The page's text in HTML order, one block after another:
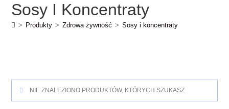
Sosy I Koncentraty
> Produkty > Zdrowa żywność > Sosy i koncentraty
NIE ZNALEZIONO PRODUKTÓW, KTÓRYCH SZUKASZ.